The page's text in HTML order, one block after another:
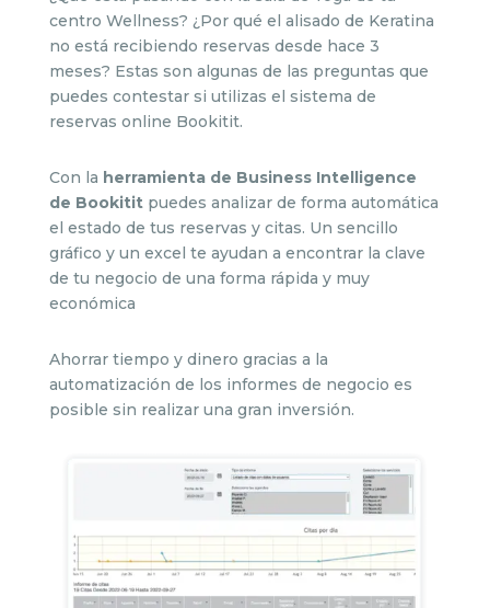
centro Wellness? ¿Por qué el alisado de Keratina
no está recibiendo reservas desde hace 3
meses? Estas son algunas de las preguntas que
puedes contestar si utilizas el sistema de
reservas online Bookitit.
Con la herramienta de Business Intelligence
de Bookititpuedes analizar de forma automática
el estado de tus reservas y citas. Un sencillo
gráfico y un excel te ayudan a encontrar la clave
de tu negocio de una forma rápida y muy
económica
Ahorrar tiempo y dinero gracias a la
automatización de los informes de negocio es
posible sin realizar una gran inversión.